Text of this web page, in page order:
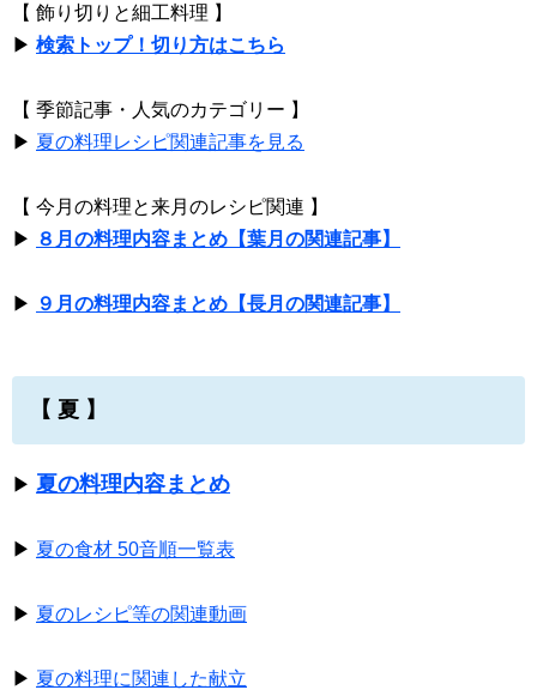
【 飾り切りと細工料理 】
▶ 検索トップ！切り方はこちら
【 季節記事・人気のカテゴリー 】
▶ 夏の料理レシピ関連記事を見る
【 今月の料理と来月のレシピ関連 】
▶ ８月の料理内容まとめ【葉月の関連記事】
▶ ９月の料理内容まとめ【長月の関連記事】
【 夏 】
▶ 夏の料理内容まとめ
▶ 夏の食材 50音順一覧表
▶ 夏のレシピ等の関連動画
▶ 夏の料理に関連した献立